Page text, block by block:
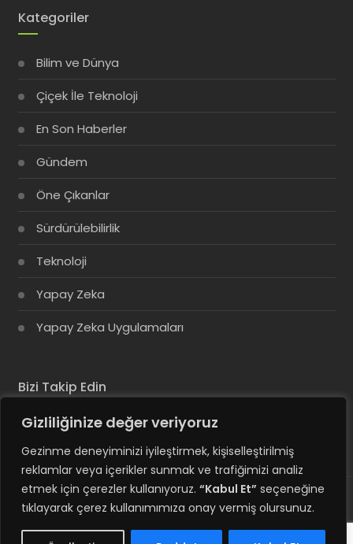
Gizliliğinize değer veriyoruz
Gezinme deneyiminizi iyileştirmek, kişiselleştirilmiş
reklamlar veya içerikler sunmak ve trafiğimizi analiz
etmek için çerezler kullanıyoruz. “Kabul Et” seçeneğine
tıklayarak çerez kullanımımıza onay vermiş olursunuz.
Kategoriler
Bilim ve Dünya
Çiçek İle Teknoloji
En Son Haberler
Gündem
Öne Çıkanlar
Sürdürülebilirlik
Teknoloji
Yapay Zeka
Yapay Zeka Uygulamaları
Bizi Takip Edin
© Copyright 2025, Tüm Hakları Saklıdır